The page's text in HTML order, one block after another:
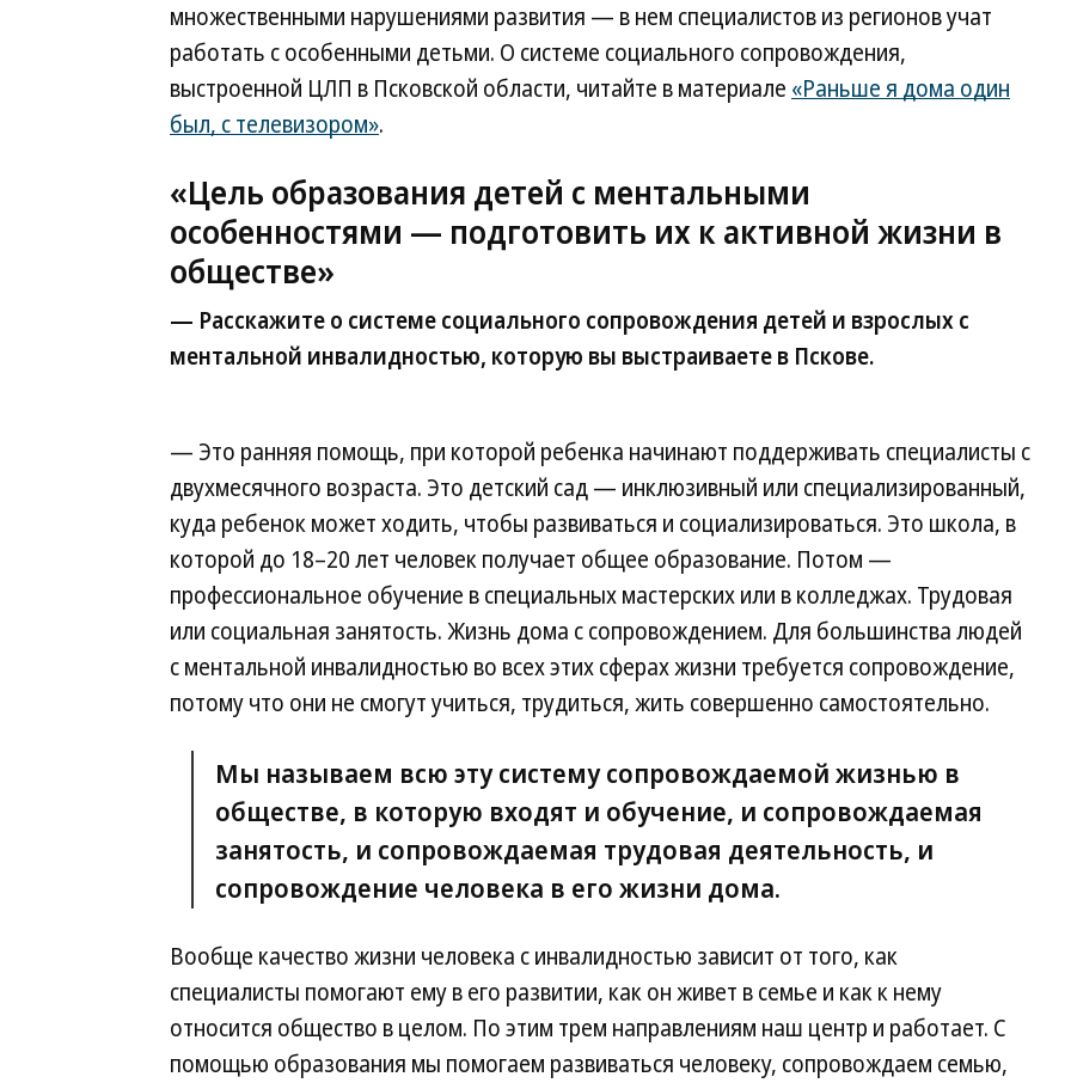
множественными нарушениями развития — в нем специалистов из регионов учат
работать с особенными детьми. О системе социального сопровождения,
выстроенной ЦЛП в Псковской области, читайте в материале «Раньше я дома один
был, с телевизором».
«Цель образования детей с ментальными
особенностями — подготовить их к активной жизни в
обществе»
— Расскажите о системе социального сопровождения детей и взрослых с
ментальной инвалидностью, которую вы выстраиваете в Пскове.
— Это ранняя помощь, при которой ребенка начинают поддерживать специалисты с
двухмесячного возраста. Это детский сад — инклюзивный или специализированный,
куда ребенок может ходить, чтобы развиваться и социализироваться. Это школа, в
которой до 18–20 лет человек получает общее образование. Потом —
профессиональное обучение в специальных мастерских или в колледжах. Трудовая
или социальная занятость. Жизнь дома с сопровождением. Для большинства людей
с ментальной инвалидностью во всех этих сферах жизни требуется сопровождение,
потому что они не смогут учиться, трудиться, жить совершенно самостоятельно.
Мы называем всю эту систему сопровождаемой жизнью в
обществе, в которую входят и обучение, и сопровождаемая
занятость, и сопровождаемая трудовая деятельность, и
сопровождение человека в его жизни дома.
Вообще качество жизни человека с инвалидностью зависит от того, как
специалисты помогают ему в его развитии, как он живет в семье и как к нему
относится общество в целом. По этим трем направлениям наш центр и работает. С
помощью образования мы помогаем развиваться человеку, сопровождаем семью,